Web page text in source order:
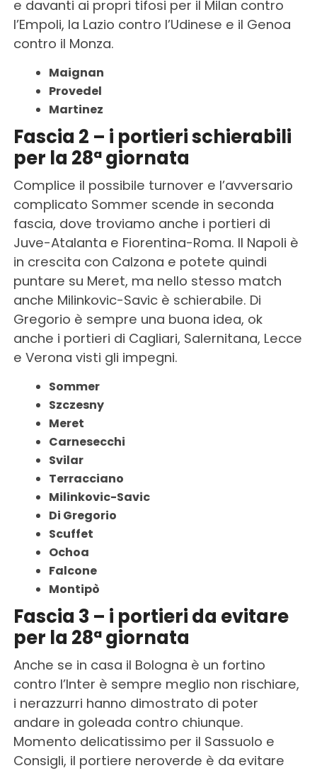
e davanti ai propri tifosi per il Milan contro
l’Empoli, la Lazio contro l’Udinese e il Genoa
contro il Monza.
Maignan
Provedel
Martinez
Fascia 2 – i portieri schierabili
per la 28ª giornata
Complice il possibile turnover e l’avversario
complicato Sommer scende in seconda
fascia, dove troviamo anche i portieri di
Juve-Atalanta e Fiorentina-Roma. Il Napoli è
in crescita con Calzona e potete quindi
puntare su Meret, ma nello stesso match
anche Milinkovic-Savic è schierabile. Di
Gregorio è sempre una buona idea, ok
anche i portieri di Cagliari, Salernitana, Lecce
e Verona visti gli impegni.
Sommer
Szczesny
Meret
Carnesecchi
Svilar
Terracciano
Milinkovic-Savic
Di Gregorio
Scuffet
Ochoa
Falcone
Montipò
Fascia 3 – i portieri da evitare
per la 28ª giornata
Anche se in casa il Bologna è un fortino
contro l’Inter è sempre meglio non rischiare,
i nerazzurri hanno dimostrato di poter
andare in goleada contro chiunque.
Momento delicatissimo per il Sassuolo e
Consigli, il portiere neroverde è da evitare